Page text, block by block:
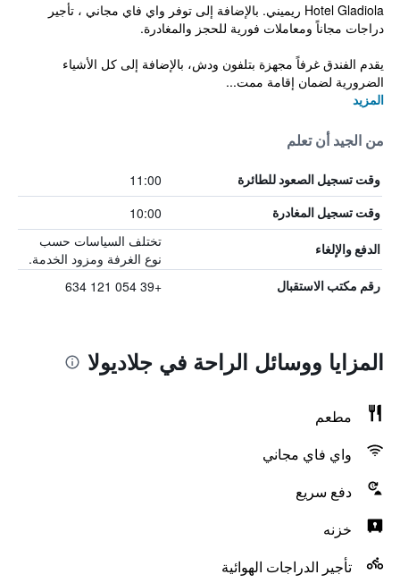
Hotel Gladiola ريميني. بالإضافة إلى توفر واي فاي مجاني ، تأجير
دراجات مجاناً ومعاملات فورية للحجز والمغادرة.
يقدم الفندق غرفاً مجهزة بتلفون ودش، بالإضافة إلى كل الأشياء
الضرورية لضمان إقامة ممت...
المزيد
من الجيد أن تعلم
وقت تسجيل الصعود للطائرة 11:00
وقت تسجيل المغادرة 10:00
الدفع والإلغاء
تختلف السياسات حسب
نوع الغرفة ومزود الخدمة.
رقم مكتب الاستقبال +39 054 121 634
المزايا ووسائل الراحة في جلاديولا
مطعم
واي فاي مجاني
دفع سريع
خزنه
تأجير الدراجات الهوائية